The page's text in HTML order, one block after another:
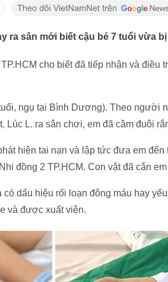
ra sân mới biết cậu bé 7 tuổi vừa
cho biết đã tiếp nhận và điều
ngụ tại Bình Dương). Theo người
Lúc L. ra sân chơi, em đã cầm đuôi
hiện tai nạn và lập tức đưa em
đồng 2 TP.HCM. Con vật đã cắn
có dấu hiệu rối loạn đông máu hay
và được xuất viện.